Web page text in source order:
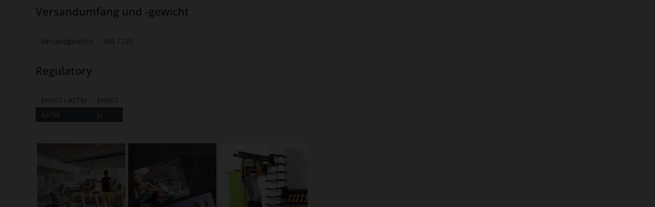
Versandumfang und -gewicht
Versandgewicht 495 / 225
Regulatory
EN957 / ASTM
EN957
ASTM
Ja